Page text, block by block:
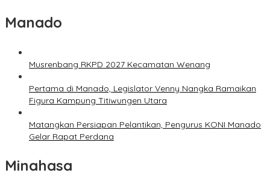
Manado
Musrenbang RKPD 2027 Kecamatan Wenang
Pertama di Manado, Legislator Venny Nangka Ramaikan
Figura Kampung Titiwungen Utara
Matangkan Persiapan Pelantikan, Pengurus KONI Manado
Gelar Rapat Perdana
Minahasa